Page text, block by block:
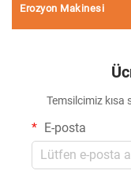
Erozyon Makinesi
Temsilcimiz kısa
E-posta